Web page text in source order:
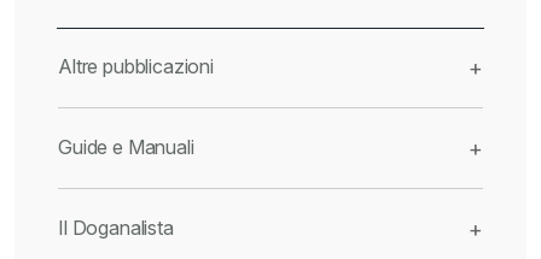
Altre pubblicazioni +
Guide e Manuali +
Il Doganalista +